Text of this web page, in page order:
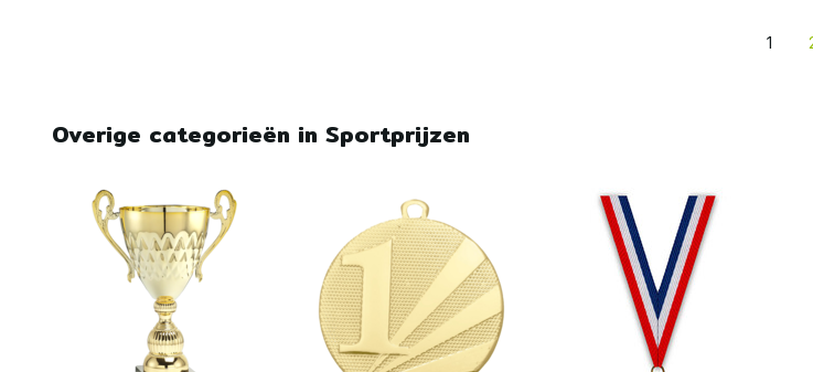
1
Overige categorieën in Sportprijzen